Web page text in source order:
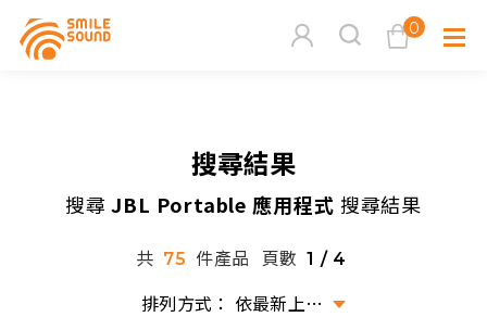
0
請選擇商品分類
搜尋結果
搜尋 JBL Portable 應用程式 搜尋結果
共 75 件產品 頁數 1 / 4
依最新上架排序